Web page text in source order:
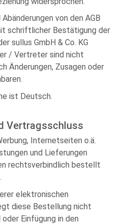
von den AGB
schriftlicher Bestätigung der
sullus GmbH & Co. KG
/ Vertreter sind nicht
Änderungen, Zusagen oder
ist Deutsch.
Vertragsschluss
Internetseiten o.ä.
und Lieferungen
rechtsverbindlich bestellt
elektronischen
diese Bestellung nicht
Einfügung in den